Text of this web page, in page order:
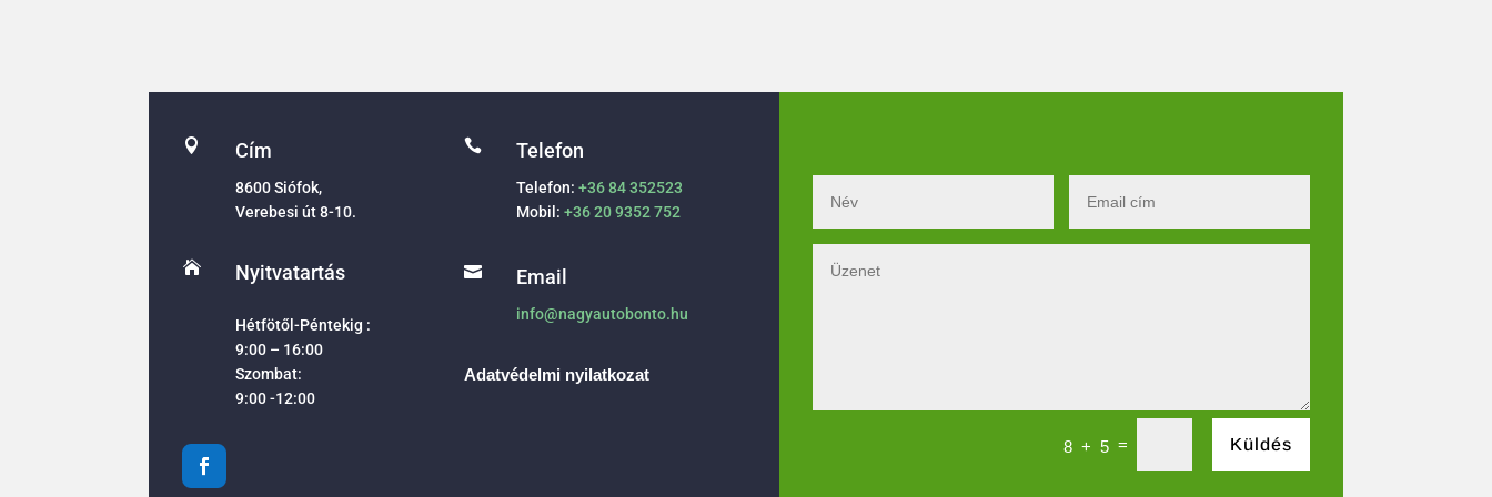
 Cím
8600 Siófok,
Verebesi út 8-10.
 Nyitvatartás
Hétfötől-Péntekig :
9:00 – 16:00
Szombat:
9:00 -12:00
 Telefon
Telefon:+36 84 352523
Mobil:+36 20 9352 752
 Email
info@nagyautobonto.hu
Adatvédelmi nyilatkozat
8 + 5 = Küldés